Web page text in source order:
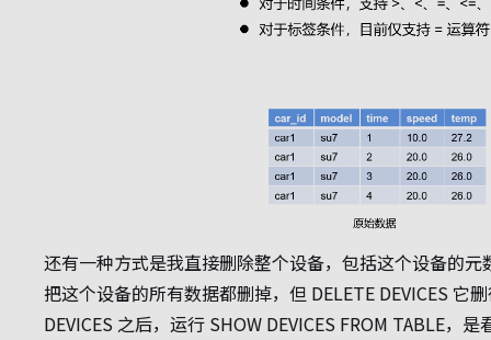
还有一种方式是我直接删除整个设备，包括这个设备的元
把这个设备的所有数据都删掉，但 DELETE DEVICES
DEVICES 之后，运行 SHOW DEVICES FROM TABLE